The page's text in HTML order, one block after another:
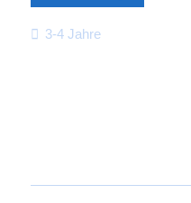
3-4 Jahre